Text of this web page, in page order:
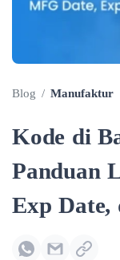
Blog / Manufaktur
Kode di
Panduan
Exp Date,